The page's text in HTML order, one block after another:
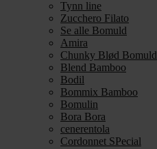
Tynn line
Zucchero Filato
Se alle Bomuld
Amira
Chunky Blød Bomuld
Blend Bamboo
Bodil
Bommix Bamboo
Bomulin
Bora Bora
cenerentola
Cordonnet SPecial